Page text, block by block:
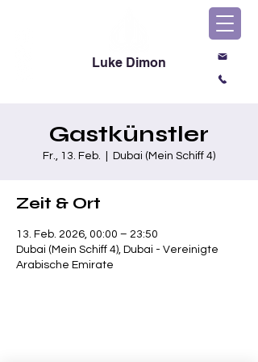
Luke Dimon
Gastkünstler
Fr., 13. Feb. Dubai (Mein Schiff 4)
Zeit & Ort
13. Feb. 2026, 00:00 – 23:50
Dubai (Mein Schiff 4), Dubai - Vereinigte
Arabische Emirate